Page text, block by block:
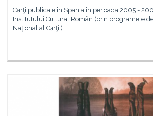
Cărţi publicate în Spania în perioada 2005 -
Institutului Cultural Român (prin programele
Naţional al Cărţii).